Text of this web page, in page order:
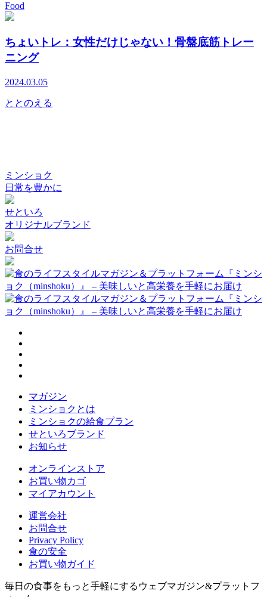
Food
ちょいトレ：女性だけじゃない！骨盤底筋トレー
ニング
2024.03.05
ととのえる
ミンショク
日常を豊かに
せといろ
オリジナルブランド
お問合せ
マガジン
ミンショクとは
ミンショクの給食プラン
せといろブランド
お知らせ
オンラインストア
お買い物カゴ
マイアカウント
運営会社
お問合せ
Privacy Policy
食の安全
お買い物ガイド
毎日の食事をもっと手軽にするウェブマガジン&プラットフ